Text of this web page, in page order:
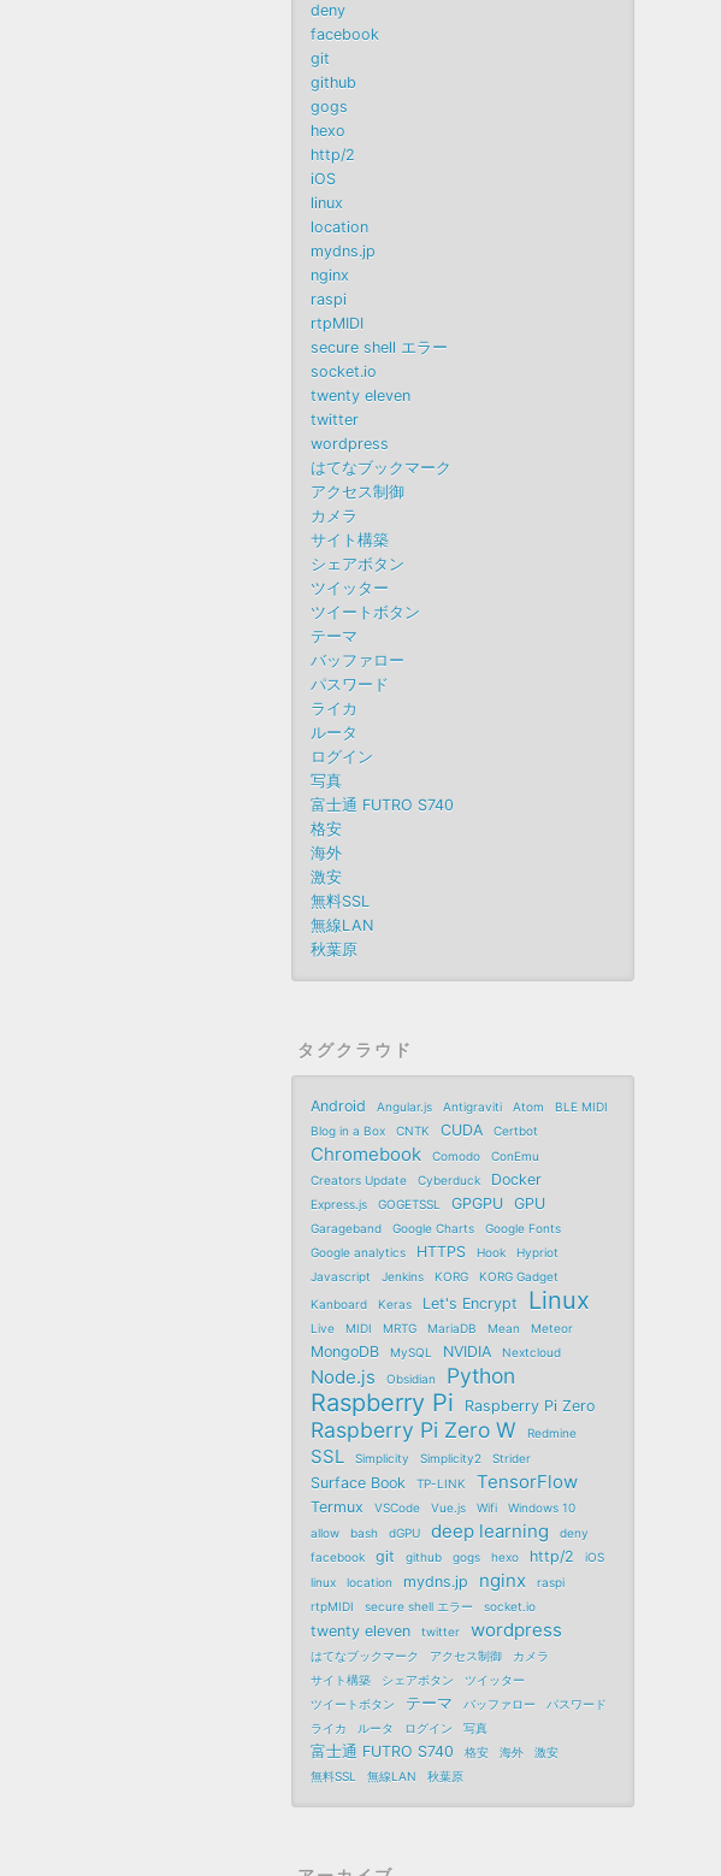
deny
facebook
git
github
gogs
hexo
http/2
iOS
linux
location
mydns.jp
nginx
raspi
rtpMIDI
secure shell エラー
socket.io
twenty eleven
twitter
wordpress
はてなブックマーク
アクセス制御
カメラ
サイト構築
シェアボタン
ツイッター
ツイートボタン
テーマ
バッファロー
パスワード
ライカ
ルータ
ログイン
写真
富士通 FUTRO S740
格安
海外
激安
無料SSL
無線LAN
秋葉原
タグクラウド
Android Angular.js Antigraviti Atom
BLE MIDI
Blog in a Box
CNTK CUDA Certbot
Chromebook Comodo
ConEmu
Creators Update
Cyberduck Docker
Express.js GOGETSSL GPGPU GPU
Garageband Google Charts
Google Fonts
Google analytics
HTTPS Hook
Hypriot
Javascript
Jenkins KORG
KORG Gadget
Kanboard
Keras Let's Encrypt Linux
Live MIDI MRTG MariaDB Mean Meteor
MongoDB MySQL NVIDIA Nextcloud
Node.js Obsidian Python
Raspberry Pi Raspberry Pi Zero
Raspberry Pi Zero W Redmine
SSL Simplicity Simplicity2 Strider
Surface Book TP-LINK TensorFlow
Termux VSCode Vue.js Wifi
Windows 10
allow
bash dGPU deep learning
deny
facebook
git github gogs hexo http/2
iOS
linux
location mydns.jp nginx
raspi
rtpMIDI
secure shell エラー socket.io
twenty eleven twitter wordpress
はてなブックマーク アクセス制御
カメラ
サイト構築
シェアボタン
ツイッター
ツイートボタン
テーマ バッファロー
パスワード
ライカ
ルータ ログイン 写真
富士通 FUTRO S740 格安 海外
激安
無料SSL
無線LAN 秋葉原